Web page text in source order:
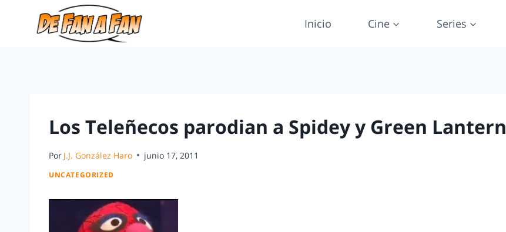
Inicio Cine Series
Los Teleñecos parodian a Spidey y Green Lantern
Por J.J. González Haro junio 17, 2011
UNCATEGORIZED